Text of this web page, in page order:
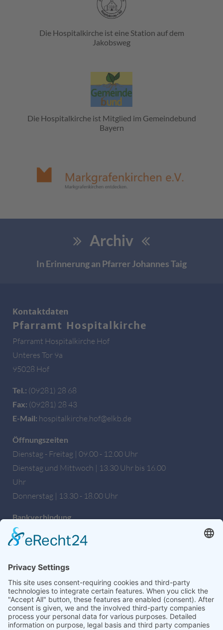
Die Hospitalkirche ist eine Station auf dem
Jakobsweg
Die Hospitalkirche ist Mitglied im Gemeindebund
Bayern
Archiv
In Erinnerung an Pfarrer Johannes Taig
Kontaktdaten
Pfarramt Hospitalkirche
Pfarramt Hospitalkirche Hof
Unteres Tor 9a
95028 Hof
Tel.: (09281) 28 68
Fax: (09281) 28 43
E-Mail: hospitalkirche.hof@elkb.de
Öffnungszeiten
Dienstag - Freitag | 09.00 - 12.00 Uhr
Dienstag und Mittwoch | 13.30 Uhr bis 16.00
Uhr
Donnerstag | 13.30 - 18.00 Uhr
Bankverbindung
Sparkasse Hochfranken
IBAN: DE27 7805 0000 0222 1672 56
Wir sind auch auf Facebook!